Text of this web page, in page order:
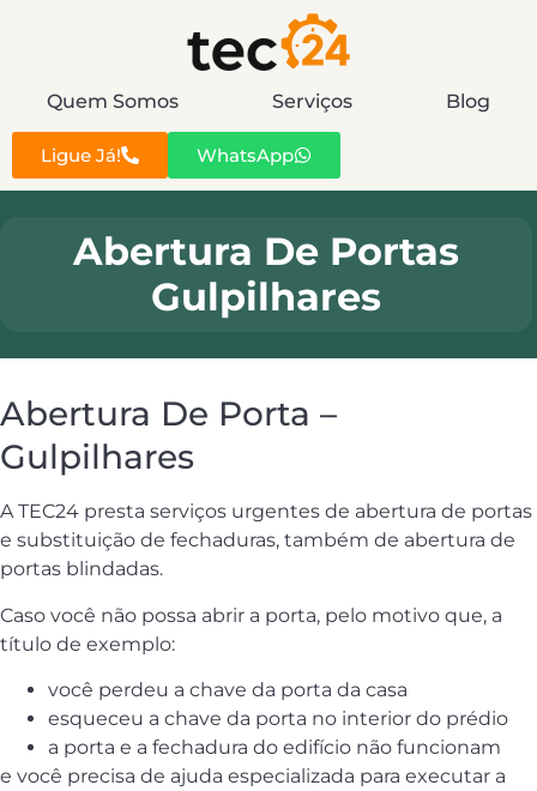
Quem Somos Serviços Blog
Ligue Já! WhatsApp
Abertura De Portas
Gulpilhares
Abertura De Porta –
Gulpilhares
A TEC24 presta serviços urgentes de abertura de portas
e substituição de fechaduras, também de abertura de
portas blindadas.
Caso você não possa abrir a porta, pelo motivo que, a
título de exemplo:
você perdeu a chave da porta da casa
esqueceu a chave da porta no interior do prédio
a porta e a fechadura do edifício não funcionam
e você precisa de ajuda especializada para executar a